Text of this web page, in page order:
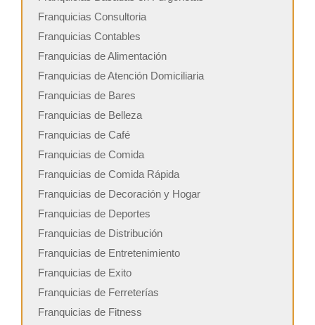
Franquicias Consultoria
Franquicias Contables
Franquicias de Alimentación
Franquicias de Atención Domiciliaria
Franquicias de Bares
Franquicias de Belleza
Franquicias de Café
Franquicias de Comida
Franquicias de Comida Rápida
Franquicias de Decoración y Hogar
Franquicias de Deportes
Franquicias de Distribución
Franquicias de Entretenimiento
Franquicias de Exito
Franquicias de Ferreterías
Franquicias de Fitness